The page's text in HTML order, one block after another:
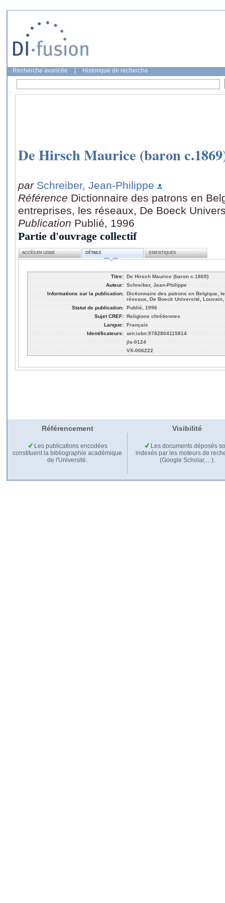
Recherche avancée Historique de recherche
De Hirsch Maurice (baron
par Schreiber, Jean-Philippe
Référence Dictionnaire des patrons en
entreprises, les réseaux, De Boeck
Publication Publié, 1996
Partie d'ouvrage collectif
ACCÈS EN LIGNE DÉTAILS STATISTIQUES
Titre: De Hirsch Maurice (baron c.1869)
Auteur: Schreiber, Jean-Philippe
Informations sur la publication: Dictionnaire des patrons en Belgique,
réseaux, De Boeck Université, Louvain,
Statut de publication: Publié, 1996
Sujet CREF: Religions chrétiennes
Langue: Français
Identificateurs: urn:isbn:9782804115814
jls-0124
VX-006222
Référencement Visibilité
Les publications encodées
constituent la bibliographie académique
de l'Université.
Les documents déposés
indexés par les moteurs de
(Google Scholar,…).